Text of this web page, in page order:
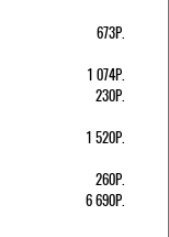
673Р.
1 074Р.
230Р.
1 520Р.
260Р.
6 690Р.